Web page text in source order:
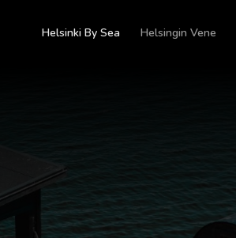
Helsinki By Sea Helsingin Vene